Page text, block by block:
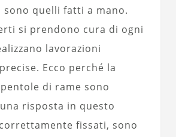
sono quelli fatti a mano.
si prendono cura di ogni
lavorazioni
Ecco perché la
di rame sono
risposta in questo
fissati, sono